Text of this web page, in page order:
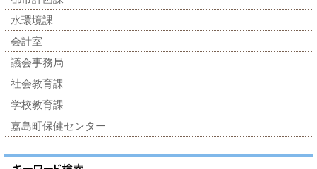
水環境課
会計室
議会事務局
社会教育課
学校教育課
嘉島町保健センター